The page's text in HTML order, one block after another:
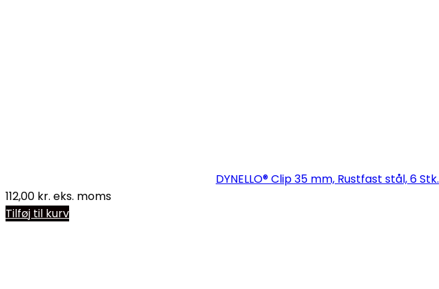
DYNELLO® Clip 35 mm, Rustfast stål, 6 Stk.
112,00 kr. eks. moms
Tilføj til kurv